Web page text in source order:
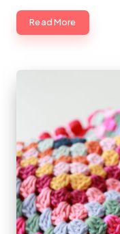
Read More